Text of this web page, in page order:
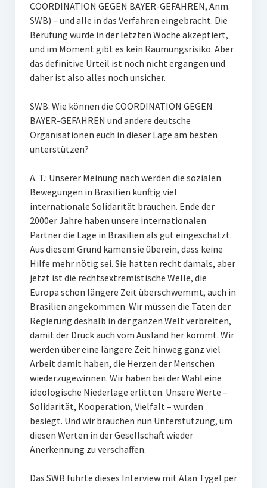
COORDINATION GEGEN BAYER-GEFAHREN, Anm.
SWB) – und alle in das Verfahren eingebracht. Die
Berufung wurde in der letzten Woche akzeptiert,
und im Moment gibt es kein Räumungsrisiko. Aber
das definitive Urteil ist noch nicht ergangen und
daher ist also alles noch unsicher.
SWB: Wie können die COORDINATION GEGEN
BAYER-GEFAHREN und andere deutsche
Organisationen euch in dieser Lage am besten
unterstützen?
A. T.: Unserer Meinung nach werden die sozialen
Bewegungen in Brasilien künftig viel
internationale Solidarität brauchen. Ende der
2000er Jahre haben unsere internationalen
Partner die Lage in Brasilien als gut eingeschätzt.
Aus diesem Grund kamen sie überein, dass keine
Hilfe mehr nötig sei. Sie hatten recht damals, aber
jetzt ist die rechtsextremistische Welle, die
Europa schon längere Zeit überschwemmt, auch in
Brasilien angekommen. Wir müssen die Taten der
Regierung deshalb in der ganzen Welt verbreiten,
damit der Druck auch vom Ausland her kommt. Wir
werden über eine längere Zeit hinweg ganz viel
Arbeit damit haben, die Herzen der Menschen
wiederzugewinnen. Wir haben bei der Wahl eine
ideologische Niederlage erlitten. Unsere Werte –
Solidarität, Kooperation, Vielfalt – wurden
besiegt. Und wir brauchen nun Unterstützung, um
diesen Werten in der Gesellschaft wieder
Anerkennung zu verschaffen.
Das SWB führte dieses Interview mit Alan Tygel per